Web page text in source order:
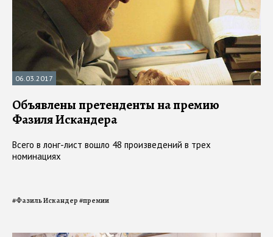
06.03.2017
Объявлены претенденты на премию
Фазиля Искандера
Всего в лонг-лист вошло 48 произведений в трех
номинациях
#Фазиль Искандер#премии